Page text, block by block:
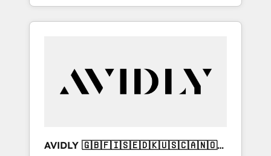
specialize in both strategic RevOps planning
and hands-on technical execution - building
Services - Managed IT (MSP) - Franchises -
Professional Services - And more! How we
Custom integrations and workflow
AVIDLY 🇬🇧🇫🇮🇸🇪🇩🇰🇺🇸🇨🇦🇳🇴